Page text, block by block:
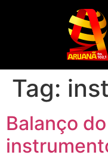
Tag:
Balanço